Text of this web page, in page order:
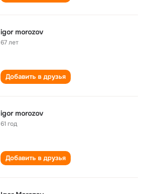
igor morozov
67 лет
Добавить в друзья
igor morozov
61 год
Добавить в друзья